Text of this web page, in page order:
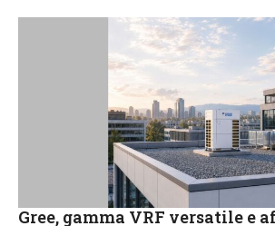
Gree, gamma VRF versatile e